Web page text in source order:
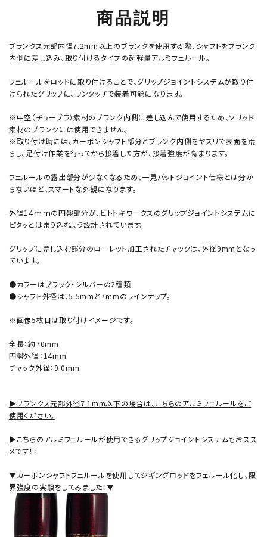
商品説明
ブランクス元部内径7.2mm以上のブランクを使用する際、シャフトをブランク
内側に差し込み、取り付けるタイプの超軽量アルミフェルール。
フェルールをロッドに取り付けることで、グリップジョイントシステムが取り付
けられたグリップに、ワンタッチで装着可能になります。
※中空（チューブラ）素材のブランク内側に差し込んで使用するため、ソリッド
素材のブランクには使用できません。
※取り付け時には、カーボンシャフト部分とブランク内側をヤスリで表面を荒
らし、足付け作業を行ってから接着した方が、接着強度が高まります。
フェルールの露出部分が少なくなるため、一見バットジョイント仕様とは分か
らないほど、スマートな外観になります。
外径14ｍｍの円盤部分が、ヒトトキワークスのグリップジョイントシステムに
ピタッとはまり込むよう設計されています。
グリップに差し込む部分のローレット加工されたチャックは、外径9mmとなっ
ています。
●カラーはブラック・シルバーの2種類
●シャフト外径は、5.5mmと7mmのラインナップ。
※画像5枚目は取り付けイメージです。
全長：約70mm
円盤外径：14mm
チャック外径：9.0mm
▶ブランクス元部外径7.1mm以下の場合は、こちらのアルミフェルールをご
使用ください。
▶こちらのアルミフェルールが使用できるグリップジョイントシステムもおスス
メです！！
▼カーボンシャフトフェルールを使用してジギングロッドをフェルール化し、限
界強度の実験をしてみました！▼